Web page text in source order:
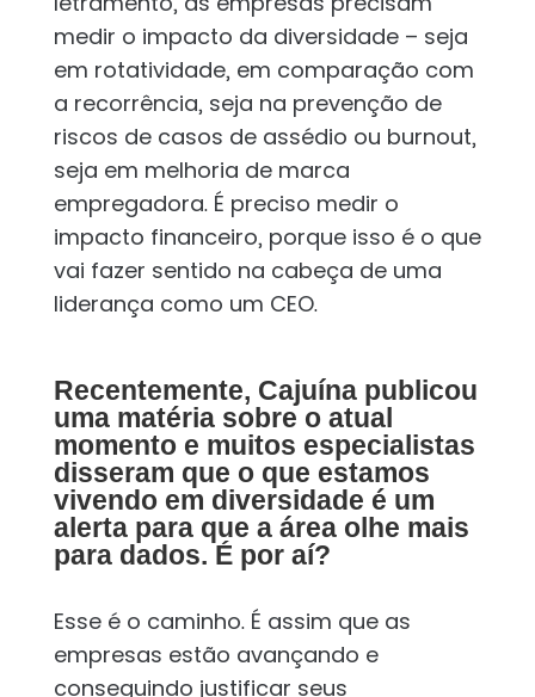
medir o impacto da diversidade – seja
em rotatividade, em comparação com
a recorrência, seja na prevenção de
riscos de casos de assédio ou burnout,
seja em melhoria de marca
empregadora. É preciso medir o
impacto financeiro, porque isso é o que
vai fazer sentido na cabeça de uma
liderança como um CEO.
Recentemente, Cajuína publicou
uma matéria sobre o atual
momento e muitos especialistas
disseram que o que estamos
vivendo em diversidade é um
alerta para que a área olhe mais
para dados. É por aí?
Esse é o caminho. É assim que as
empresas estão avançando e
conseguindo justificar seus